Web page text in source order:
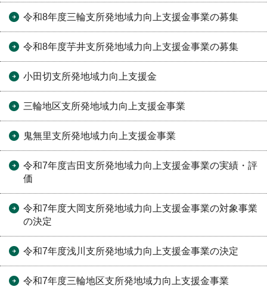
令和8年度三輪支所発地域力向上支援金事業の募集
令和8年度芋井支所発地域力向上支援金事業の募集
小田切支所発地域力向上支援金
三輪地区支所発地域力向上支援金事業
鬼無里支所発地域力向上支援金事業
令和7年度吉田支所発地域力向上支援金事業の実績・評
価
令和7年度大岡支所発地域力向上支援金事業の対象事業
の決定
令和7年度浅川支所発地域力向上支援金事業の決定
令和7年度三輪地区支所発地域力向上支援金事業